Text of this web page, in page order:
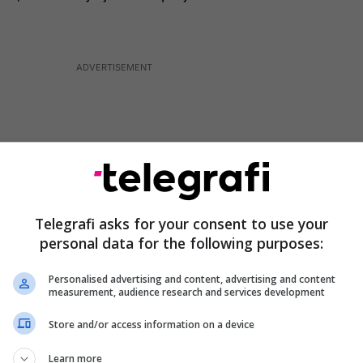
nesër në Sheshin “Nënë Tereza”, në orën
EVROPËS, se ne evropianët e vjetër të këtij
Telegrafi asks for your consent to use your
personal data for the following purposes:
Personalised advertising and content, advertising and content
measurement, audience research and services development
Store and/or access information on a device
Learn more